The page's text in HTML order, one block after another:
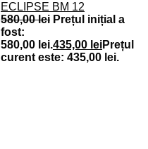
ECLIPSE BM 12
580,00lei Prețul inițial a
fost:
580,00 lei.435,00 leiPrețul
curent este: 435,00 lei.